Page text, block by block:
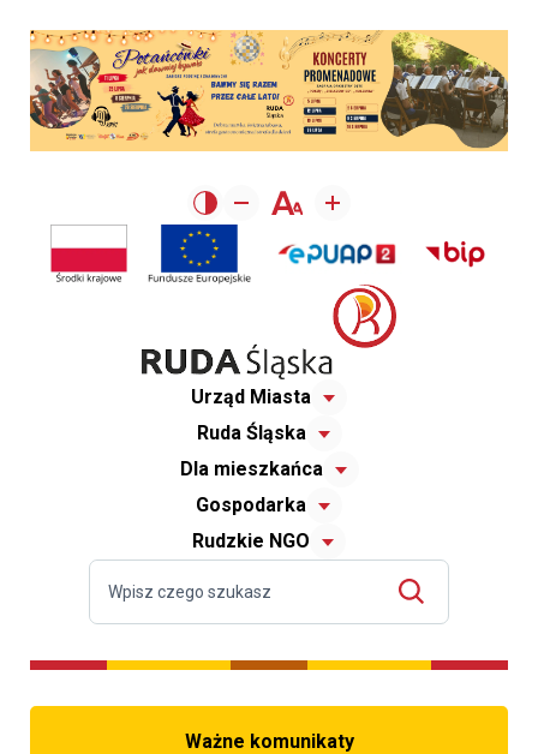
Urząd Miasta
Ruda Śląska
Dla mieszkańca
Gospodarka
Rudzkie NGO
Ważne komunikaty